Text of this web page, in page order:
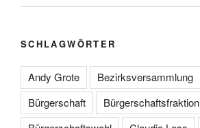
SCHLAGWÖRTER
Andy Grote Bezirksversammlung
Bürgerschaft
Bürgerschaftsfraktion